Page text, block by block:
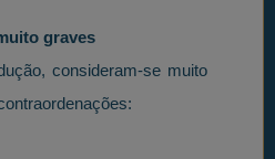
graves
consideram-se muito